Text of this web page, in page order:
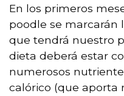
En los primeros
poodle se marcarán
que tendrá nuestro
dieta deberá estar
numerosos
calórico (que aporta